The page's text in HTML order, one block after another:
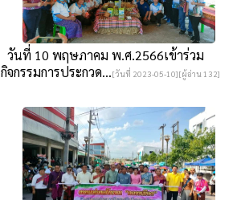
วันที่ 10 พฤษภาคม พ.ศ.2566เข้าร่วม
กิจกรรมการประกวด...[วันที่ 2023-05-10][ผู้อ่าน 132]